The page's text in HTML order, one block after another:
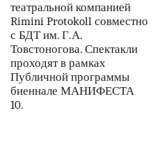
театральной компанией
Rimini Protokoll совместно
с БДТ им. Г.А.
Товстоногова. Спектакл‬и
проходят в рамках
Публичной программы
биеннале МАНИФЕСТА
10.